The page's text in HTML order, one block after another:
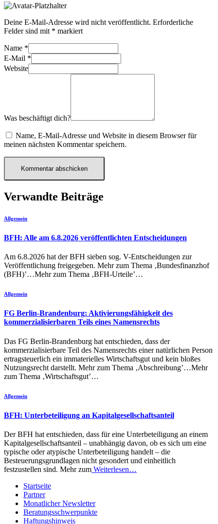
Deine E-Mail-Adresse wird nicht veröffentlicht. Erforderliche
Felder sind mit * markiert
Name *
E-Mail *
Website
Was beschäftigt dich?
Name, E-Mail-Adresse und Website in diesem Browser für
meinen nächsten Kommentar speichern.
Verwandte Beiträge
Allgemein
BFH: Alle am 6.8.2026 veröffentlichten Entscheidungen
Am 6.8.2026 hat der BFH sieben sog. V-Entscheidungen zur
Veröffentlichung freigegeben. Mehr zum Thema ‚Bundesfinanzhof
(BFH)’…Mehr zum Thema ‚BFH-Urteile’…
Allgemein
FG Berlin-Brandenburg: Aktivierungsfähigkeit des
kommerzialisierbaren Teils eines Namensrechts
Das FG Berlin-Brandenburg hat entschieden, dass der
kommerzialisierbare Teil des Namensrechts einer natürlichen Person
ertragsteuerlich ein immaterielles Wirtschaftsgut und kein bloßes
Nutzungsrecht darstellt. Mehr zum Thema ‚Abschreibung’…Mehr
zum Thema ‚Wirtschaftsgut’…
Allgemein
BFH: Unterbeteiligung an Kapitalgesellschaftsanteil
Der BFH hat entschieden, dass für eine Unterbeteiligung an einem
Kapitalgesellschaftsanteil – unabhängig davon, ob es sich um eine
typische oder atypische Unterbeteiligung handelt – die
Besteuerungsgrundlagen nicht gesondert und einheitlich
festzustellen sind. Mehr zum Weiterlesen…
Startseite
Partner
Monatlicher Newsletter
Beratungsschwerpunkte
Haftungshinweis